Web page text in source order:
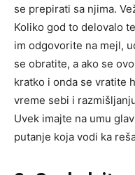
se prepirati sa njima.
Koliko god to delovalo
im odgovorite na mejl,
se obratite, a ako se
kratko i onda se vratite
vreme sebi i
Uvek imajte na umu
putanje koja vodi ka